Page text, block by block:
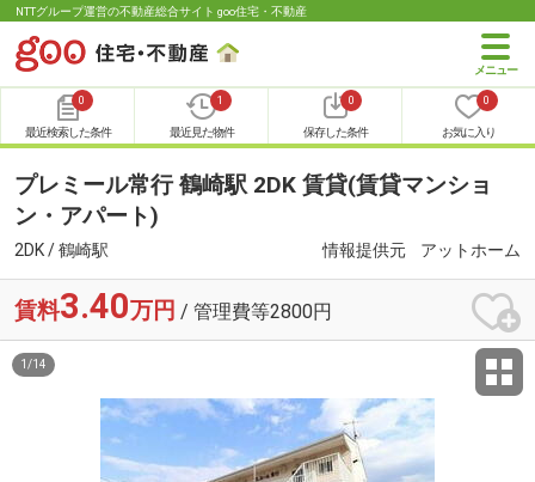
NTTグループ運営の不動産総合サイト goo住宅・不動産
0
最近検索した条件
1
最近見た物件
0
保存した条件
0
お気に入り
プレミール常行 鶴崎駅 2DK 賃貸(賃貸マンショ
ン・アパート)
2DK / 鶴崎駅 情報提供元 アットホーム
賃料3.40万円 / 管理費等2800円
1 /14